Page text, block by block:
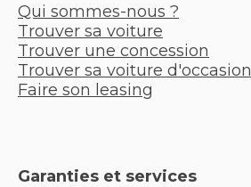
Qui sommes-nous ?
Trouver sa voiture
Trouver une concession
Trouver sa voiture d'occasion
Faire son leasing
Garanties et services